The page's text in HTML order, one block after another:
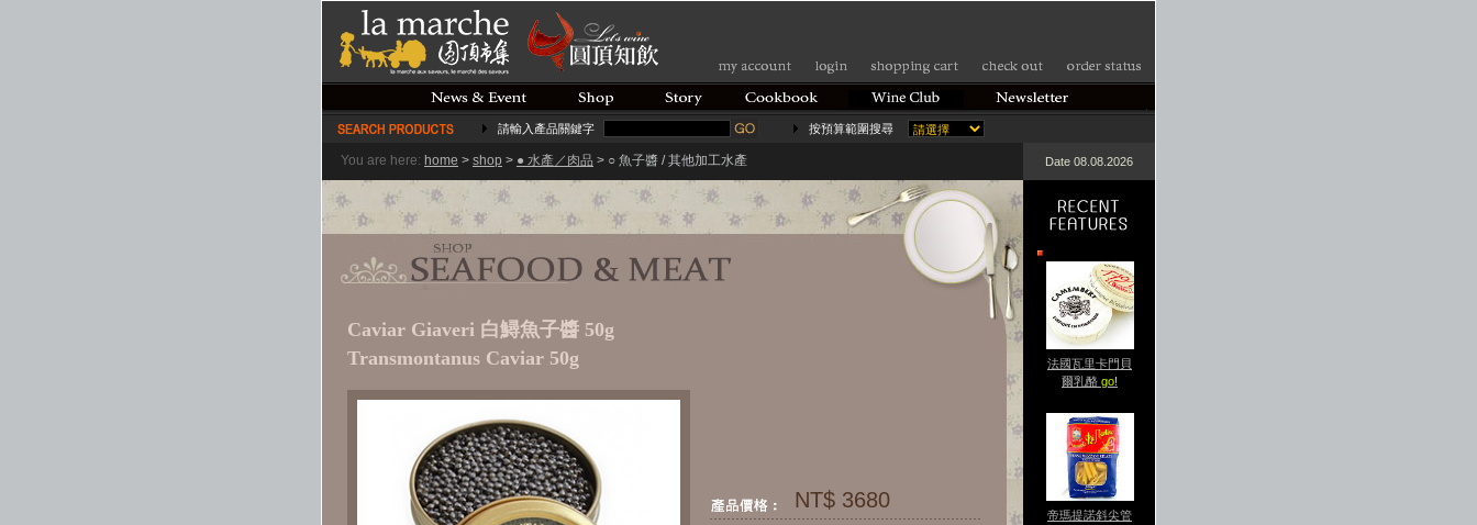
請輸入產品關鍵字 按預算範圍搜尋
You are here: home > shop > ● 水產／肉品 > ○ 魚子醬 / 其他加工水產 Date 08.08.2026
Caviar Giaveri 白鱘魚子醬 50g
Transmontanus Caviar 50g
NT$ 3680
法國瓦里卡門貝
爾乳酪 go!
帝瑪提諾斜尖管